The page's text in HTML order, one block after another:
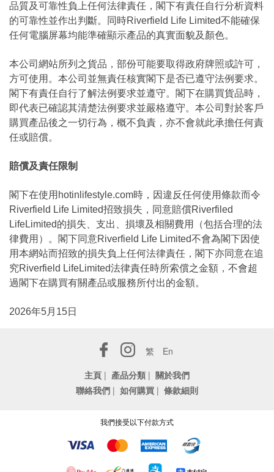
品質及可靠性負上任何法律責任，閣下有責任自行分析資料
的可靠性並作出判斷。同時Riverfield Life Limited不能確保
任何電腦屏幕均能準確顯示產品的真實面貌及顏色。
本公司網站所列之貨品，部份可能要取得政府牌照或許可，
方可使用。本公司並無責任核實閣下是否已遵守法例要求。
閣下有責任自行了解法例要求並遵守。閣下在購買貨品時，
即代表已確認其清楚法例要求並嚴格遵守。本公司對於客戶
購買產品後之一切行為，概不負責，亦不會就此承擔任何責
任或賠償。
賠償及責任限制
閣下在使用hotinlifestyle.com時，因違反任何使用條款而令
Riverfield Life Limited招致損失，同意賠償Riverfiled
LifeLimited的損失、支出、損壞及相關費用（包括合理的法
律費用）。閣下同意Riverfield Life Limited不會為閣下因使
用本網站而招致的損失負上任何法律責任，閣下亦同意在追
究Riverfield LifeLimited法律責任時所索償之金額，不會超
過閣下在購買有關產品或服務所付出的金額。
2026年5月15日
繁
En
主頁 | 產品分類 | 關於我們
聯絡我們 | 如何購買 | 條款細則
我們接受以下付款方式